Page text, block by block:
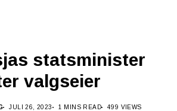
statsminister
valgseier
JULI 26, 2023 1 MINS READ 499 VIEWS